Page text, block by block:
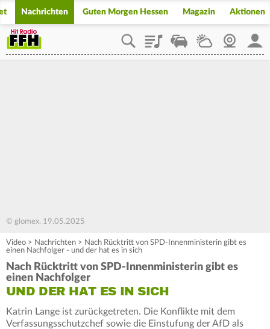
Nachrichten Guten Morgen Hessen Magazin Aktionen
PlaylistStaupilotWetterWebcam
© glomex, 19.05.2025
Video > Nachrichten > Nach Rücktritt von SPD-Innenministerin gibt es
einen Nachfolger - und der hat es in sich
Nach Rücktritt von SPD-Innenministerin gibt es
einen Nachfolger
UND DER HAT ES IN SICH
Katrin Lange ist zurückgetreten. Die Konflikte mit dem
Verfassungsschutzchef sowie die Einstufung der AfD als